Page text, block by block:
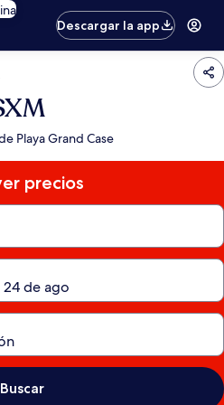
Descargar la app
Playa Grand Case
precios
Buscar